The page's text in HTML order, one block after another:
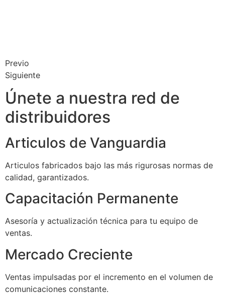
Previo
Siguiente
Únete a nuestra red de
distribuidores
Articulos de Vanguardia
Articulos fabricados bajo las más rigurosas normas de
calidad, garantizados.
Capacitación Permanente
Asesoría y actualización técnica para tu equipo de
ventas.
Mercado Creciente
Ventas impulsadas por el incremento en el volumen de
comunicaciones constante.